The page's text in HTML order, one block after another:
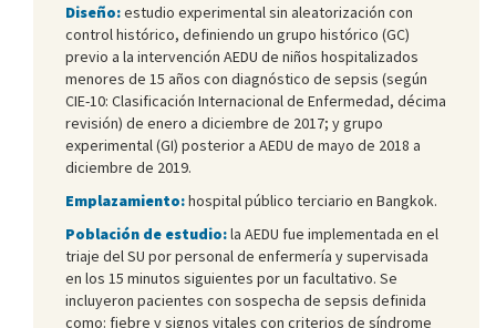
Diseño:estudio experimental sin aleatorización con
control histórico, definiendo un grupo histórico (GC)
previo a la intervención AEDU de niños hospitalizados
menores de 15 años con diagnóstico de sepsis (según
CIE-10: Clasificación Internacional de Enfermedad, décima
revisión) de enero a diciembre de 2017; y grupo
experimental (GI) posterior a AEDU de mayo de 2018 a
diciembre de 2019.
Emplazamiento:hospital público terciario en Bangkok.
Población de estudio:la AEDU fue implementada en el
triaje del SU por personal de enfermería y supervisada
en los 15 minutos siguientes por un facultativo. Se
incluyeron pacientes con sospecha de sepsis definida
como: fiebre y signos vitales con criterios de síndrome